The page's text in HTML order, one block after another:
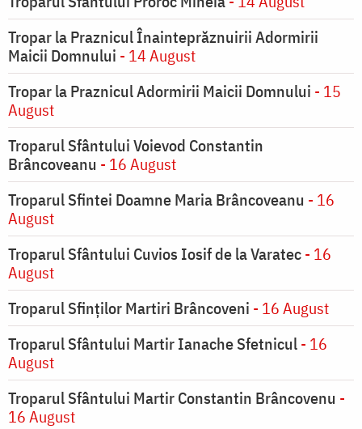
Tropar la Praznicul Înainteprăznuirii Adormirii
Maicii Domnului - 14 August
Tropar la Praznicul Adormirii Maicii Domnului - 15
August
Troparul Sfântului Voievod Constantin
Brâncoveanu - 16 August
Troparul Sfintei Doamne Maria Brâncoveanu - 16
August
Troparul Sfântului Cuvios Iosif de la Varatec- 16
August
Troparul Sfinților Martiri Brâncoveni - 16 August
Troparul Sfântului Martir Ianache Sfetnicul- 16
August
Troparul Sfântului Martir Constantin Brâncovenu -
16 August